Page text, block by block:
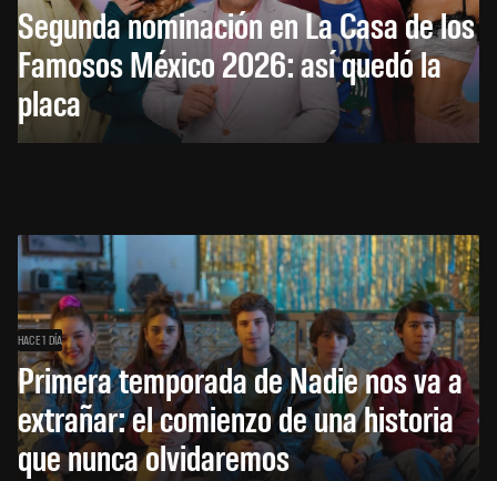
Segunda nominación en La Casa de los
Famosos México 2026: así quedó la
placa
HACE 1 DÍA
Primera temporada de Nadie nos va a
extrañar: el comienzo de una historia
que nunca olvidaremos